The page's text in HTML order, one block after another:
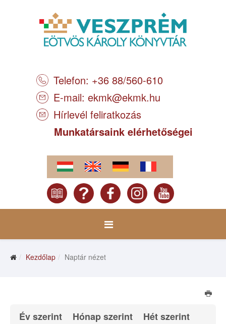
Telefon: +36 88/560-610
E-mail: ekmk@ekmk.hu
Hírlevél feliratkozás
Munkatársaink elérhetőségei
Kezdőlap Naptár nézet
Év szerint Hónap szerint
Hét szerint